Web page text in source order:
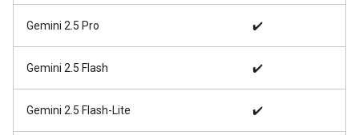
Gemini 2.5 Pro ✔️
Gemini 2.5 Flash ✔️
Gemini 2.5 Flash-Lite ✔️